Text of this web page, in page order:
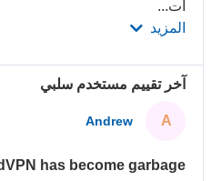
أت...
المزيد
آخر تقييم مستخدم سلبي
A
Andrew
has become garbage!